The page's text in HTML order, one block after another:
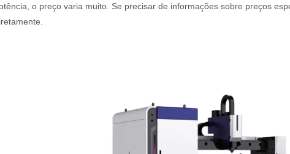
o preço varia muito. Se precisar de informações sobre preços